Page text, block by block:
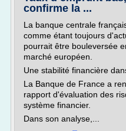
confirme la ...
La banque centrale
comme étant toujours
pourrait être bouleversée
marché européen.
Une stabilité financière
La Banque de France a
rapport d'évaluation des
système financier.
Dans son analyse,...